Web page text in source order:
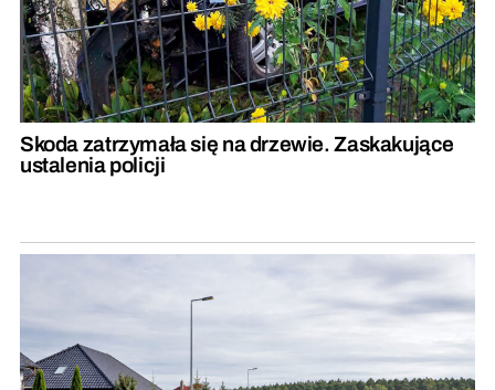
Skoda zatrzymała się na drzewie. Zaskakujące
ustalenia policji